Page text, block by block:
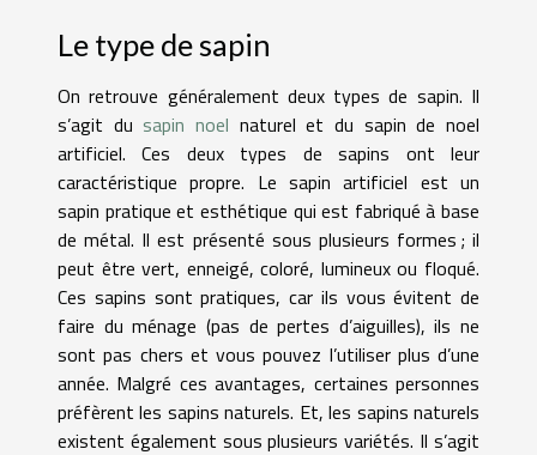
Le type de sapin
On retrouve généralement deux types de sapin. Il
s’agit du sapin noel naturel et du sapin de noel
artificiel. Ces deux types de sapins ont leur
caractéristique propre. Le sapin artificiel est un
sapin pratique et esthétique qui est fabriqué à base
de métal. Il est présenté sous plusieurs formes ; il
peut être vert, enneigé, coloré, lumineux ou floqué.
Ces sapins sont pratiques, car ils vous évitent de
faire du ménage (pas de pertes d’aiguilles), ils ne
sont pas chers et vous pouvez l’utiliser plus d’une
année. Malgré ces avantages, certaines personnes
préfèrent les sapins naturels. Et, les sapins naturels
existent également sous plusieurs variétés. Il s’agit